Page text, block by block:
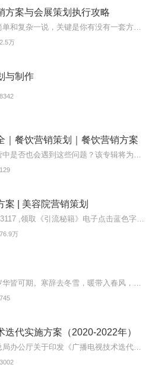
方案与会展策划执行攻略
2.5万
与制作
8342
｜餐饮营销策划｜餐饮营销方案
129
案 | 美容院营销策划
76.9万
745
迭代实施方案（2020-2022年）
3002